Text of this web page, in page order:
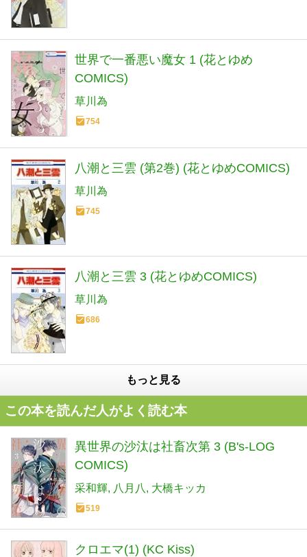
世界で一番悪い魔女 1 (花とゆめ
COMICS)
草川為
754
八潮と三雲 (第2巻) (花とゆめCOMICS)
草川為
745
八潮と三雲 3 (花とゆめCOMICS)
草川為
686
もっと見る
この本を読んだ人がよく読む本
異世界の沙汰は社畜次第 3 (B's-LOG
COMICS)
采和輝 八月八 大橋キッカ
519
クロエマ(1) (KC Kiss)